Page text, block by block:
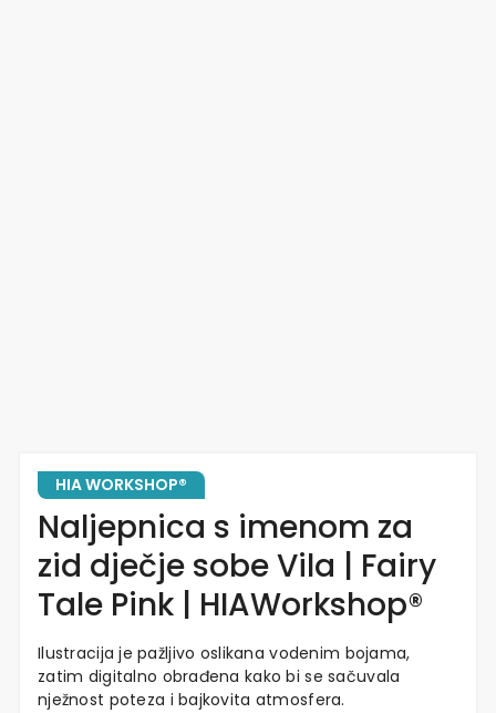
HIA WORKSHOP®
Naljepnica s imenom za
zid dječje sobe Vila | Fairy
Tale Pink | HIAWorkshop®
Ilustracijajepažljivo oslikanavodenim bojama,
zatim digitalno obrađenakakobisesačuvala
nježnost poteza ibajkovita atmosfera.